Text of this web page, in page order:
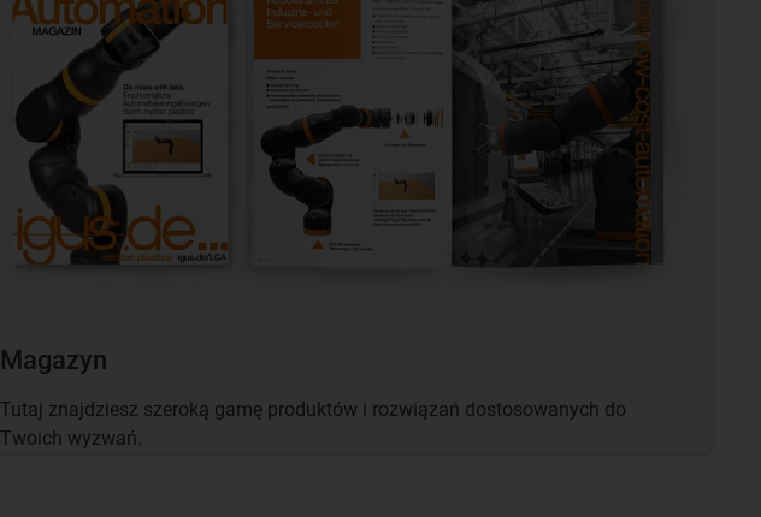
Magazyn
Tutaj znajdziesz szeroką gamę produktów i rozwiązań dostosowanych do
Twoich wyzwań.